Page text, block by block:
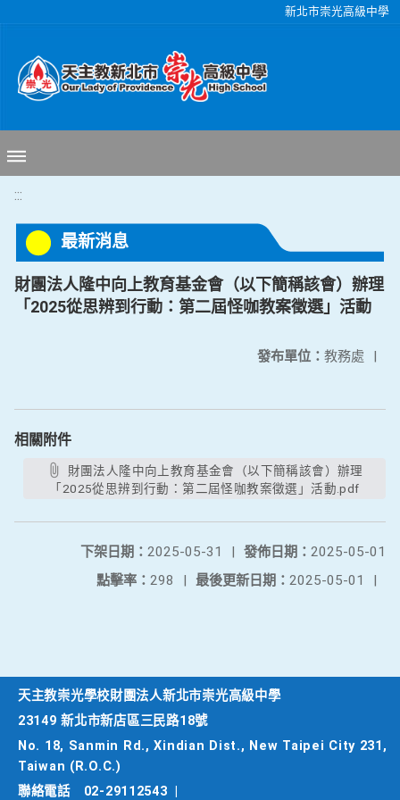
新北市崇光高級中學
:::
最新消息
財團法人隆中向上教育基金會（以下簡稱該會）辦理
「2025從思辨到行動：第二屆怪咖教案徵選」活動
發布單位： 教務處 |
相關附件
「2025從思辨到行動：第二屆怪咖教案徵選」活動.pdf
發佈日期： 2025-05-01
下架日期： 2025-05-31
|
最後更新日期： 2025-05-01 |
點擊率： 298 |
天主教崇光學校財團法人新北市崇光高級中學
23149 新北市新店區三民路18號
No. 18, Sanmin Rd., Xindian Dist., New Taipei City 231,
Taiwan (R.O.C.)
聯絡電話
02-29112543